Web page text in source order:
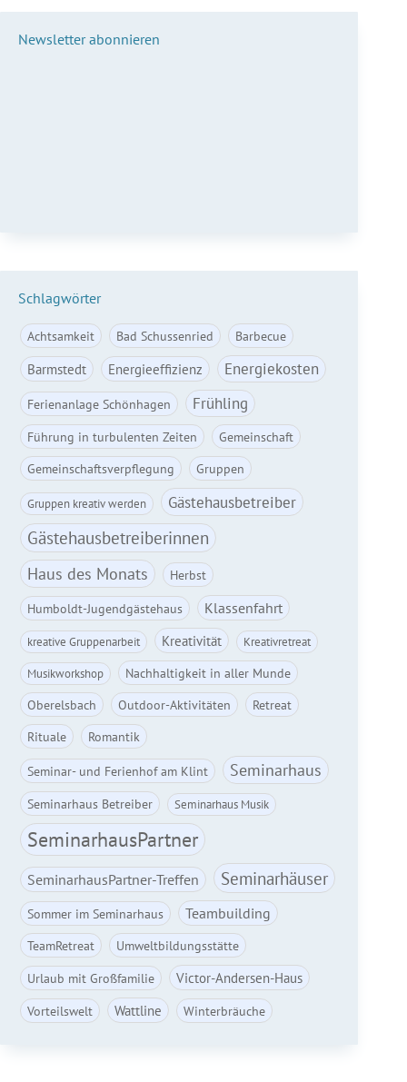
Newsletter abonnieren
Schlagwörter
Achtsamkeit Bad Schussenried Barbecue
Barmstedt Energieeffizienz Energiekosten
Ferienanlage Schönhagen Frühling
Führung in turbulenten Zeiten
Gemeinschaft
Gemeinschaftsverpflegung
Gruppen
Gruppen kreativ werden Gästehausbetreiber
Gästehausbetreiberinnen
Haus des Monats
Herbst
Humboldt-Jugendgästehaus
Klassenfahrt
kreative Gruppenarbeit Kreativität Kreativretreat
Musikworkshop
Nachhaltigkeit in aller Munde
Oberelsbach
Outdoor-Aktivitäten
Retreat
Rituale
Romantik
Seminar- und Ferienhof am Klint
Seminarhaus
Seminarhaus Betreiber Seminarhaus Musik
SeminarhausPartner
SeminarhausPartner-Treffen Seminarhäuser
Sommer im Seminarhaus Teambuilding
TeamRetreat
Umweltbildungsstätte
Urlaub mit Großfamilie
Victor-Andersen-Haus
Vorteilswelt Wattline Winterbräuche